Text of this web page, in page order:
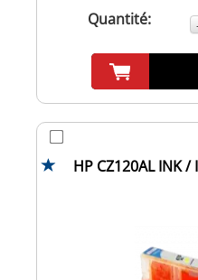
Quantité:
HP CZ120AL INK